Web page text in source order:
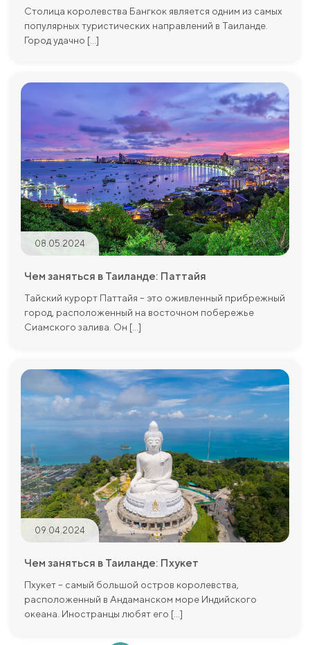
Столица королевства Бангкок является одним из самых
популярных туристических направлений в Таиланде.
Город удачно [...]
08.05.2024
Чем заняться в Таиланде: Паттайя
Тайский курорт Паттайя – это оживленный прибрежный
город, расположенный на восточном побережье
Сиамского залива. Он [...]
09.04.2024
Чем заняться в Таиланде: Пхукет
Пхукет – самый большой остров королевства,
расположенный в Андаманском море Индийского
океана. Иностранцы любят его [...]